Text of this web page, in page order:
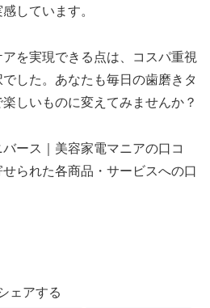
しています。
を実現できる点は、コスパ重視
した。あなたも毎日の歯磨きタ
しいものに変えてみませんか？
ース｜美容家電マニアの口コ
られた各商品・サービスへの口
ェアする